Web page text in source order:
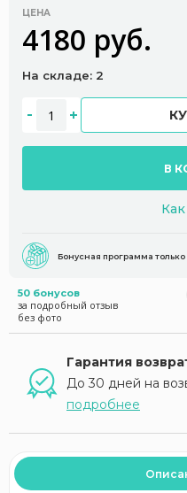
ЦЕНА
4180 руб.
На складе: 2
В
Бонусная программа
50 бонусов
за подробный отзыв
без фото
Гарантия
До 30 дней на
подробнее